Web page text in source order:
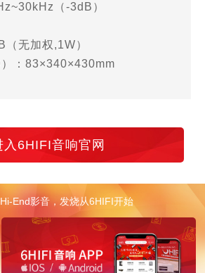
（-3dB）
无加权,1W）
：83×340×430mm
入6HIFI音响官网
End影音，发烧从6HIFI开始